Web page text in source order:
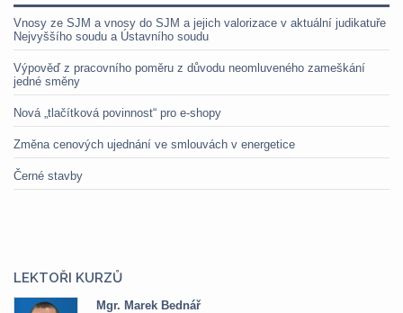
Vnosy ze SJM a vnosy do SJM a jejich valorizace v aktuální judikatuře
Nejvyššího soudu a Ústavního soudu
Výpověď z pracovního poměru z důvodu neomluveného zameškání
jedné směny
Nová „tlačítková povinnost“ pro e-shopy
Změna cenových ujednání ve smlouvách v energetice
Černé stavby
LEKTOŘI KURZŮ
Mgr. Marek Bednář